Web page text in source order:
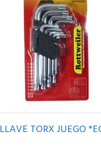
LLAVE TORX JUEGO